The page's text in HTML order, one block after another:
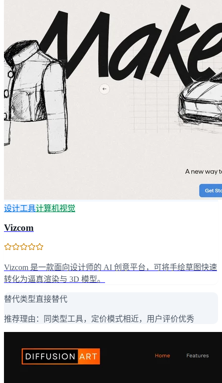
设计工具计算机视觉
Vizcom
Vizcom 是一款面向设计师的 AI 创意平台，可将手绘草图快速
转化为逼真渲染与 3D 模型。
替代类型直接替代
推荐理由： 同类型工具，定价模式相近，用户评价优秀